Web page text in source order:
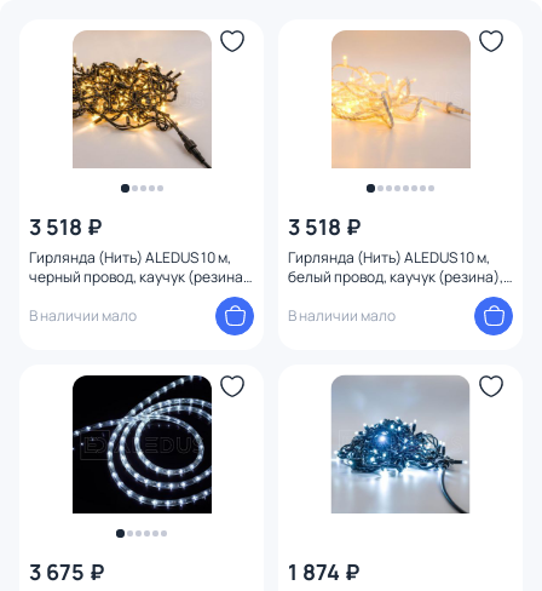
3 518 ₽
Гирлянда (Нить) ALEDUS 10 м,
черный провод, каучук (резина),
теплый белый, без мерцания S-
BR-10M-WW
В наличии мало
3 518 ₽
Гирлянда (Нить) ALEDUS 10 м,
белый провод, каучук (резина),
теплый белый, без мерцания S-
WR-10M-WW
В наличии мало
3 675 ₽ 1 874 ₽